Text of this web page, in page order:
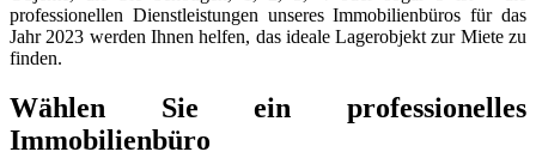
professionellen Dienstleistungen unseres Immobilienbüros für das
Jahr 2023 werden Ihnen helfen, das ideale Lagerobjekt zur Miete zu
finden.
Wählen Sie ein professionelles
Immobilienbüro